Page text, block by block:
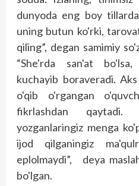
dunyoda eng boy
uning butun ko'rki,
qiling”, degan samimiy
“She'rda san'at
kuchayib boraveradi.
o'qib o'rgangan
fikrlashdan qaytadi.
yozganlaringiz menga
ijod qilganingiz
eplolmaydi”, deya
bo'lgan.